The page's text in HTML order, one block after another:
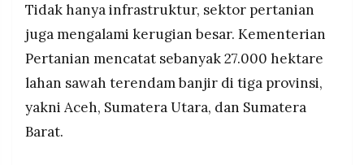
Tidak hanya infrastruktur, sektor pertanian
juga mengalami kerugian besar. Kementerian
Pertanian mencatat sebanyak 27.000 hektare
lahan sawah terendam banjir di tiga provinsi,
yakni Aceh, Sumatera Utara, dan Sumatera
Barat.